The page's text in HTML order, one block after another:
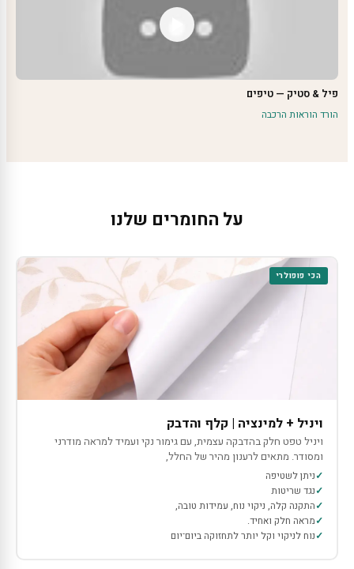
פיל & סטיק — טיפים
הורד הוראות הרכבה
על החומרים שלנו
הכי פופולרי
ויניל + למינציה | קלף והדבק
ויניל טפט חלק בהדבקה עצמית, עם גימור נקי ועמיד למראה מודרני
ומסודר. מתאים לרענון מהיר של החלל,
ניתן לשטיפה
נגד שריטות
התקנה קלה, ניקוי נוח, עמידות טובה,
מראה חלק ואחיד.
נוח לניקוי וקל יותר לתחזוקה ביום־יום